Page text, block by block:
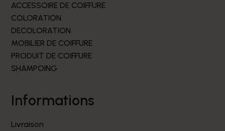
ACCESSOIRE DE COIFFURE
COLORATION
DECOLORATION
MOBILIER DE COIFFURE
PRODUIT DE COIFFURE
SHAMPOING
informations
Livraison